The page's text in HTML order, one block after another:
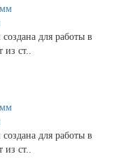
для работы в
из ст..
для работы в
ст..